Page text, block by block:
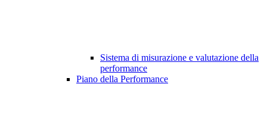
Sistema di misurazione e valutazione della
performance
Piano della Performance